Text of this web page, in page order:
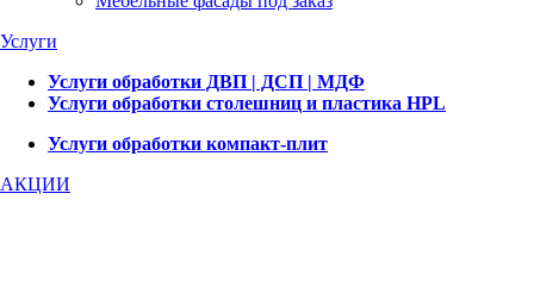
Услуги
Услуги обработки ДВП | ДСП | МДФ
Услуги обработки столешниц и пластика HPL
Услуги обработки компакт-плит
АКЦИИ